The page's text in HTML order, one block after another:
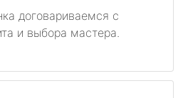
договариваемся с
и выбора мастера.